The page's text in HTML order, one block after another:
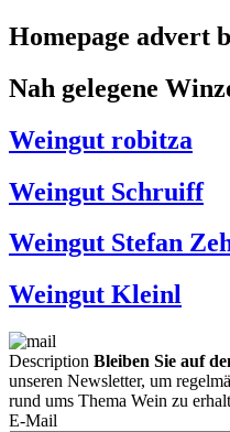
Homepage advert
Nah gelegene
Weingut robitza
Weingut Schruiff
Weingut Stefan
Weingut Kleinl
Description Bleiben Sie auf
unseren Newsletter, um
rund ums Thema Wein zu
E-Mail